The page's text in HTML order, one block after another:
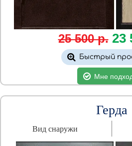
25 500 р. 23
Быстрый
Мне
Герда
Вид снаружи